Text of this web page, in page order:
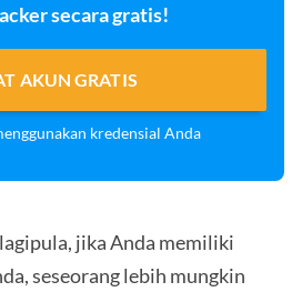
secara gratis!
AKUN GRATIS
kredensial Anda
jika Anda memiliki
seseorang lebih mungkin